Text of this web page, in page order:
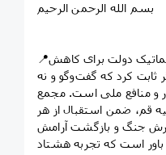
بسم الله الرحمن الرحیم
📍تحولات اخیر و تلاش‌های دیپلماتیک دولت برای کاهش
ثابت کرد که گفت‌وگو و نه
و منافع ملی است. مجمع
قم، ضمن استقبال از هر
جنگ و بازگشت آرامش
باور است که تجربه هشتاد